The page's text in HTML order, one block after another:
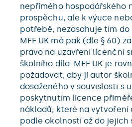
nepřímého hospodářského
prospěchu, ale k výuce
potřebě, nezasahuje tím
MFF UK má pak (dle § 60)
právo na uzavření licenční
školního díla. MFF UK je
požadovat, aby jí autor
dosaženého v souvislosti s
poskytnutím licence
nákladů, které na vytvoření
podle okolností až do jejich